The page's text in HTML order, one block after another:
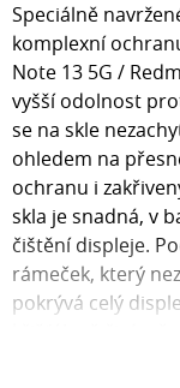
Speciálně
komplexní
Note 13 5G /
vyšší odolnost
se na skle
ohledem na
ochranu i
skla je snadná, v
čištění displeje.
rámeček, který
pokrývá celý
doporučujeme